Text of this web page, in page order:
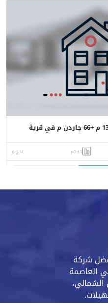
فرصة شراء شاليه للبيع مساحة 131 م +66 جاردن م في قرية
131م 0 ج.م
شركة
العاصمة
الشمالي،